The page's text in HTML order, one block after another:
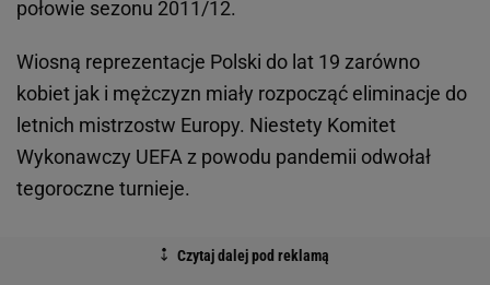
połowie sezonu 2011/12.
Wiosną reprezentacje Polski do lat 19 zarówno
kobiet jak i mężczyzn miały rozpocząć eliminacje do
letnich mistrzostw Europy. Niestety Komitet
Wykonawczy UEFA z powodu pandemii odwołał
tegoroczne turnieje.